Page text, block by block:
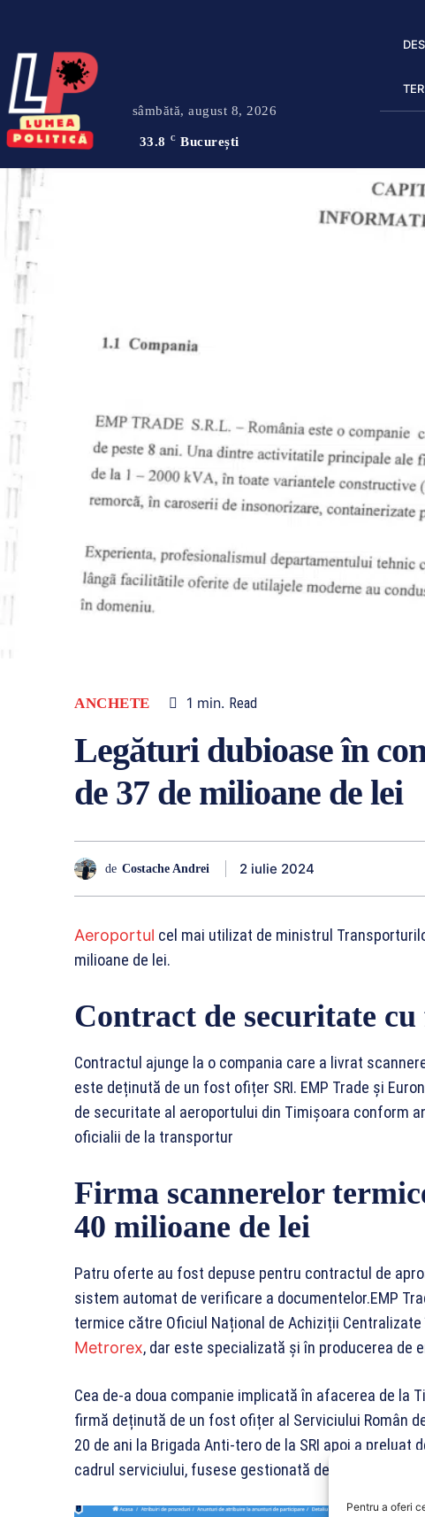
Pentru a oferi
sâmbătă, august 8, 2026
33.8 C București
ANCHETE 1 min. Read
Legături dubioase în
de 37 de milioane de lei
de Costache Andrei 2 iulie 2024
Aeroportul cel mai utilizat de ministrul
milioane de lei.
Contract de securitate
Contractul ajunge la o compania care a livrat
este deținută de un fost ofițer SRI. EMP Trade și
de securitate al aeroportului din Timișoara conform
oficialii de la transportur
Firma scannerelor
40 milioane de lei
Patru oferte au fost depuse pentru contractul de
sistem automat de verificare a documentelor.EMP
termice către Oficiul Național de Achiziții
Metrorex, dar este specializată și în producerea de
Cea de-a doua companie implicată în afacerea de la
firmă deținută de un fost ofițer al Serviciului Român
20 de ani la Brigada Anti-tero de la SRI apoi a
cadrul serviciului, fusese gestionată de soție.